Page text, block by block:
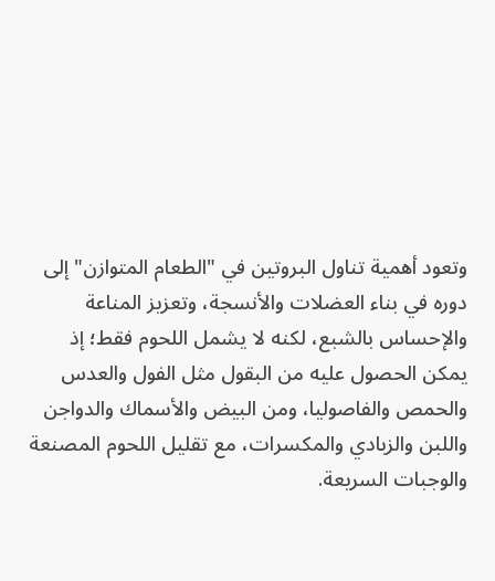
وتعود أهمية تناول البروتين في "الطعام المتوازن" إلى
دوره في بناء العضلات والأنسجة، وتعزيز المناعة
والإحساس بالشبع، لكنه لا يشمل اللحوم فقط؛ إذ
يمكن الحصول عليه من البقول مثل الفول والعدس
والحمص والفاصوليا، ومن البيض والأسماك والدواجن
واللبن والزبادي والمكسرات، مع تقليل اللحوم المصنعة
والوجبات السريعة.